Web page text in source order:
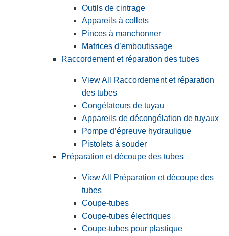
Outils de cintrage
Appareils à collets
Pinces à manchonner
Matrices d’emboutissage
Raccordement et réparation des tubes
View All Raccordement et réparation
des tubes
Congélateurs de tuyau
Appareils de décongélation de tuyaux
Pompe d’épreuve hydraulique
Pistolets à souder
Préparation et découpe des tubes
View All Préparation et découpe des
tubes
Coupe-tubes
Coupe-tubes électriques
Coupe-tubes pour plastique